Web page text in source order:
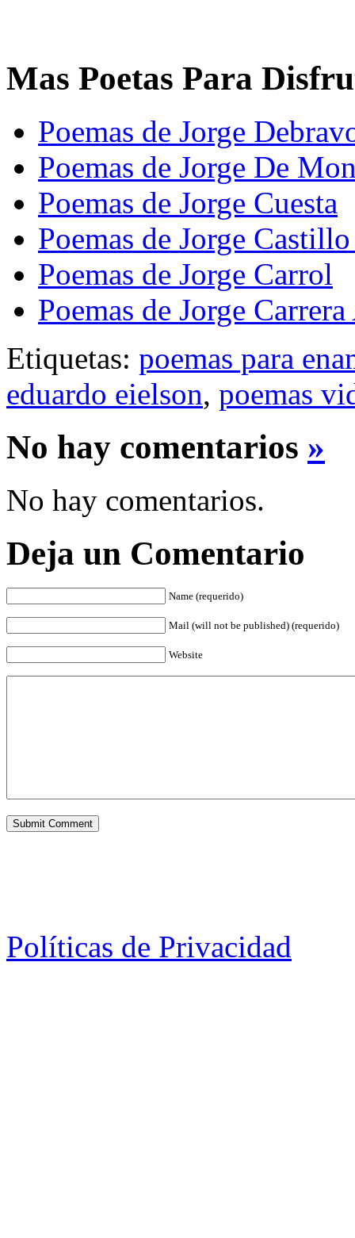
Mas Poetas Para
Poemas de Jorge
Poemas de Jorge De
Poemas de Jorge Cuesta
Poemas de Jorge
Poemas de Jorge Carrol
Poemas de Jorge
Etiquetas: poemas para
eduardo eielson, poemas
No hay comentarios »
No hay comentarios.
Deja un Comentario
Name (requerido)
Mail (will not be published) (requerido)
Website
Políticas de Privacidad